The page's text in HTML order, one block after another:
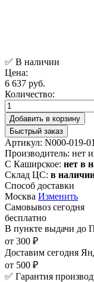
✅ В наличии
Цена:
6 637 руб.
Количество:
Добавить в корзину
Быстрый заказ
Артикул: N000-019-
Производитель: нет
С Каширское: нет в
Склад ЦС: в
Способ доставки
Москва Изменить
Самовывоз сегодня
бесплатно
В пункте выдачи до
от 300 ₽
Доставим сегодня
от 500 ₽
✅ Гарантия